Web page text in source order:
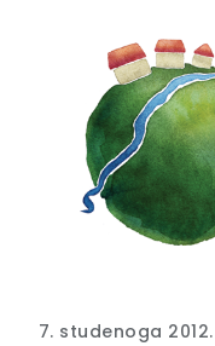
7. studenoga 2012.